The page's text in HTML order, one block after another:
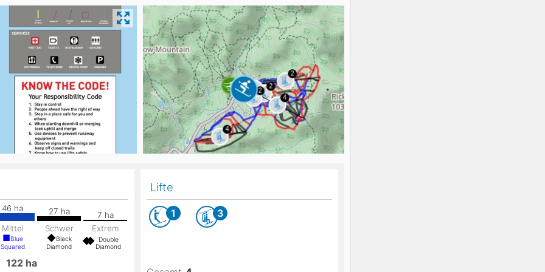
Lifte
1 3
Mittel
Blue
Squared
Schwer
Black
Diamond
Extrem
Double
Diamond
122 ha
Russland Südkorea Türkei Georgien
Aserbaidschan Vereinigte Arabische Emirate
Head Dynastar Salomon K2
Stöckli Kästle Scott Black Diamond
Indigo